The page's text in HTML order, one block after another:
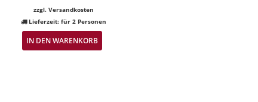
zzgl. Versandkosten
Lieferzeit: für 2 Personen
IN DEN WARENKORB